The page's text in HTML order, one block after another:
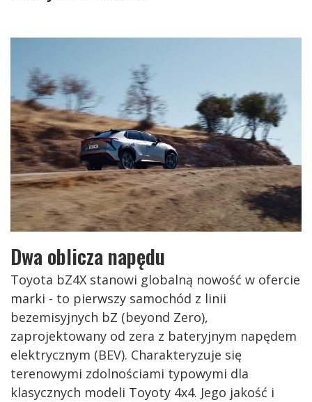
Dwa oblicza napędu
Toyota bZ4X stanowi globalną nowość w ofercie
marki - to pierwszy samochód z linii
bezemisyjnych bZ (beyond Zero),
zaprojektowany od zera z bateryjnym napędem
elektrycznym (BEV). Charakteryzuje się
terenowymi zdolnościami typowymi dla
klasycznych modeli Toyoty 4x4. Jego jakość i